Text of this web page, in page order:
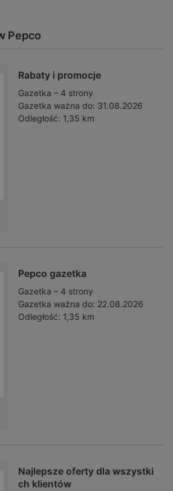
Pepco
Rabaty i promocje
Gazetka – 4 strony
Gazetka ważna do: 31.08.2026
Odległość: 1,35 km
Pepco gazetka
Gazetka – 4 strony
Gazetka ważna do: 22.08.2026
Odległość: 1,35 km
Najlepsze oferty dla wszystki
ch klientów